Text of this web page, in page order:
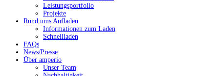
Leistungsportfolio
Projekte
Rund ums Aufladen
Informationen zum Laden
Schnellladen
FAQs
News/Presse
Über amperio
Unser Team